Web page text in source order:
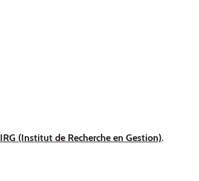
IRG (Institut de Recherche en Gestion).